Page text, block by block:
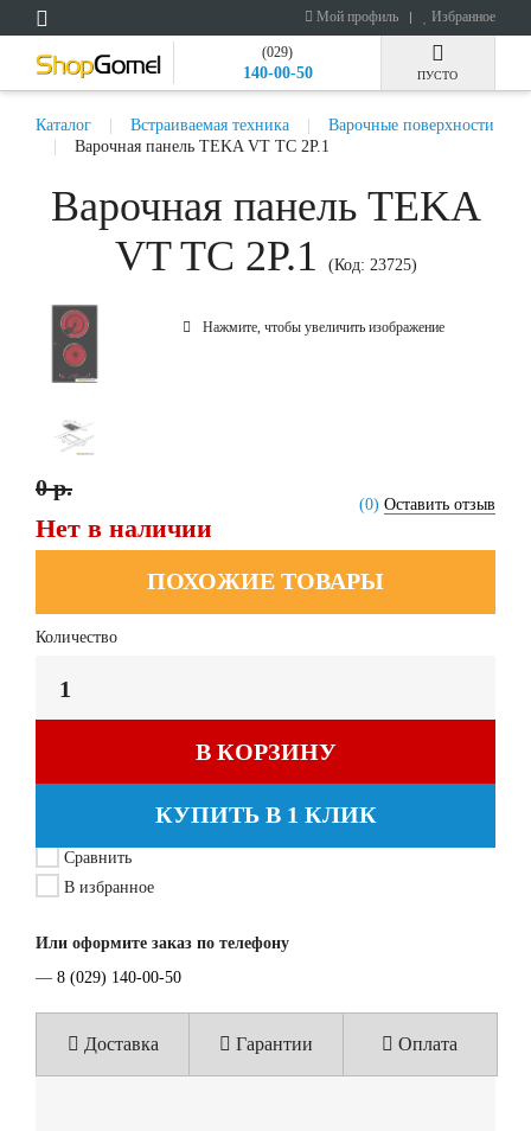
Мой профиль Избранное
(029)
140-00-50 ПУСТО
Каталог Встраиваемая техника
Варочные поверхности
Варочная панель TEKA VT TC 2P.1
Варочная панель TEKA
VT TC 2P.1
(Код: 23725)
Нажмите, чтобы увеличить изображение
(0) Оставить отзыв
0 р.
Нет в наличии
ПОХОЖИЕ ТОВАРЫ
Количество
В КОРЗИНУ
КУПИТЬ В 1 КЛИК
Сравнить
В избранное
Или оформите заказ по телефону
— 8 (029) 140-00-50
Доставка Гарантии Оплата